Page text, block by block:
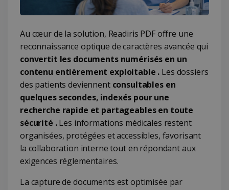
Au cœur de la solution, Readiris PDF offre une
reconnaissance optique de caractères avancée qui
convertit les documents numérisés en un
contenu entièrement exploitable . Les dossiers
des patients deviennent consultables en
quelques secondes, indexés pour une
recherche rapide et partageables en toute
sécurité .Les informations médicales restent
organisées, protégées et accessibles, favorisant
la collaboration interne tout en répondant aux
exigences réglementaires.
La capture de documents est optimisée par